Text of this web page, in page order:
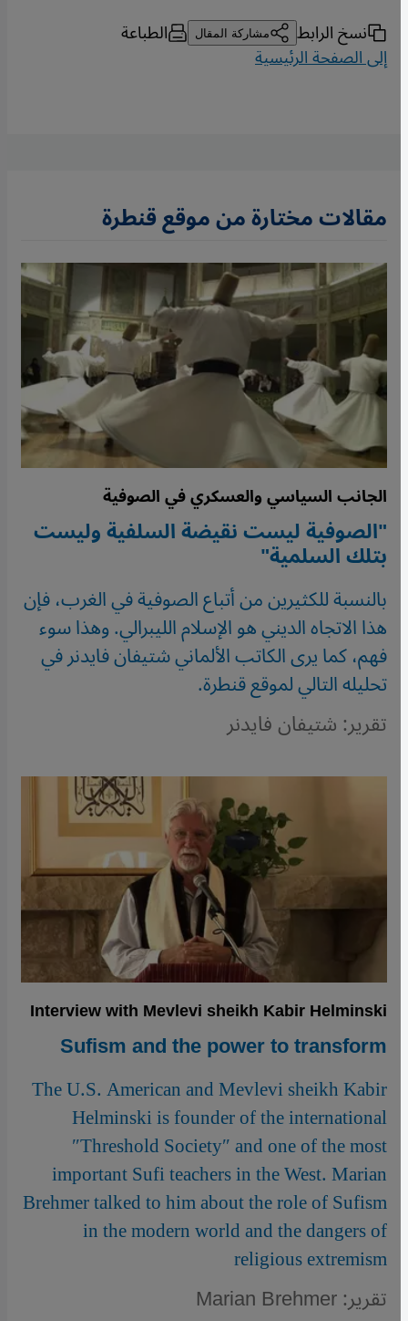
نسخ الرابط مشاركة المقال الطباعة
إلى الصفحة الرئيسية
مقالات مختارة من موقع قنطرة
الجانب السياسي والعسكري في الصوفية
"الصوفية ليست نقيضة السلفية وليست
بتلك السلمية"
بالنسبة للكثيرين من أتباع الصوفية في الغرب، فإن
هذا الاتجاه الديني هو الإسلام الليبرالي. وهذا سوء
فهم، كما يرى الكاتب الألماني شتيفان فايدنر في
تحليله التالي لموقع قنطرة.
تقرير: شتيفان فايدنر
Interview with Mevlevi sheikh Kabir Helminski
Sufism and the power to transform
The U.S. American and Mevlevi sheikh Kabir
Helminski is founder of the international
″Threshold Society″ and one of the most
important Sufi teachers in the West. Marian
Brehmer talked to him about the role of Sufism
in the modern world and the dangers of
religious extremism
تقرير: Marian Brehmer